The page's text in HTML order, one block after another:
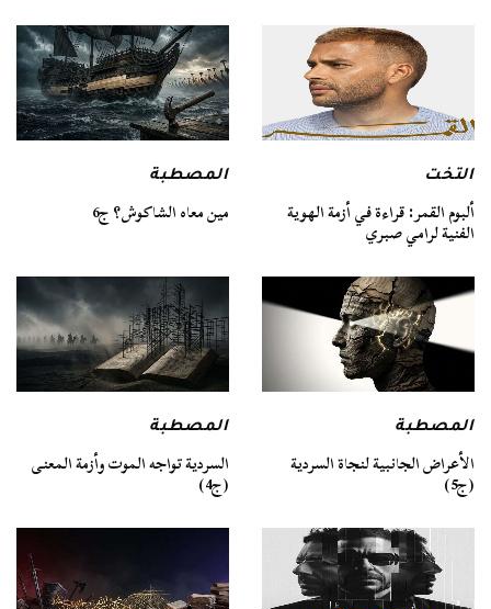
التخت
ألبوم القمر: قراءة في أزمة الهوية
الفنية لرامي صبري
المصطبة
مين معاه الشاكوش؟ ج6
المصطبة
الأعراض الجانبية لنجاة السردية
(ج5)
المصطبة
السردية تواجه الموت وأزمة المعنى
(ج4)